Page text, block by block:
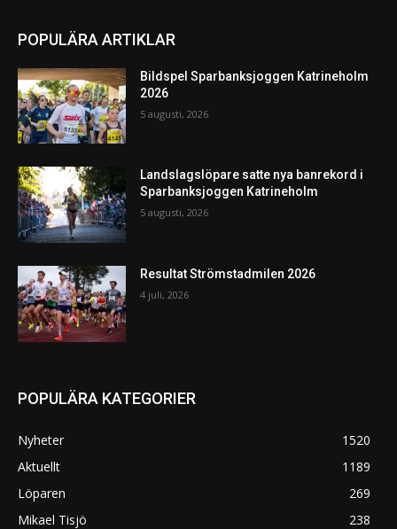
POPULÄRA ARTIKLAR
Bildspel Sparbanksjoggen Katrineholm
2026
5 augusti, 2026
Landslagslöpare satte nya banrekord i
Sparbanksjoggen Katrineholm
5 augusti, 2026
Resultat Strömstadmilen 2026
4 juli, 2026
POPULÄRA KATEGORIER
Nyheter
1520
Aktuellt
1189
Löparen
269
Mikael Tisjö
238